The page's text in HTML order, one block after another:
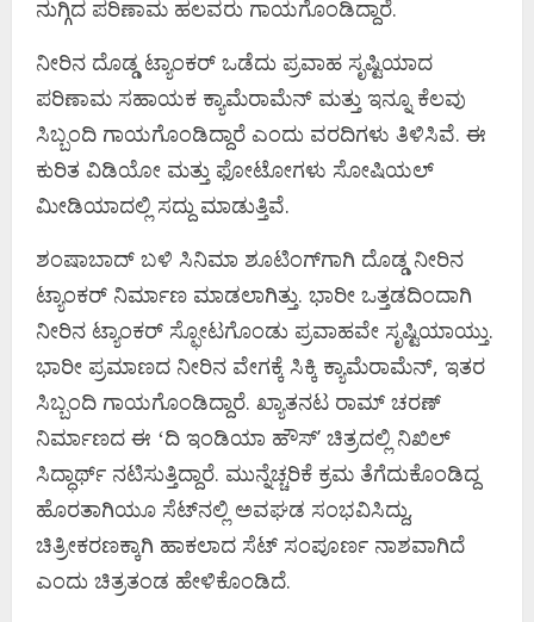
ನುಗ್ಗಿದ ಪರಿಣಾಮ ಹಲವರು ಗಾಯಗೊಂಡಿದ್ದಾರೆ.
ನೀರಿನ ದೊಡ್ಡ ಟ್ಯಾಂಕರ್‌ ಒಡೆದು ಪ್ರವಾಹ ಸೃಷ್ಟಿಯಾದ
ಪರಿಣಾಮ ಸಹಾಯಕ ಕ್ಯಾಮೆರಾಮೆನ್‌ ಮತ್ತು ಇನ್ನೂ ಕೆಲವು
ಸಿಬ್ಬಂದಿ ಗಾಯಗೊಂಡಿದ್ದಾರೆ ಎಂದು ವರದಿಗಳು ತಿಳಿಸಿವೆ. ಈ
ಕುರಿತ ವಿಡಿಯೋ ಮತ್ತು ಫೋಟೋಗಳು ಸೋಷಿಯಲ್‌
ಮೀಡಿಯಾದಲ್ಲಿ ಸದ್ದು ಮಾಡುತ್ತಿವೆ.
ಶಂಷಾಬಾದ್ ಬಳಿ ಸಿನಿಮಾ ಶೂಟಿಂಗ್‌ಗಾಗಿ ದೊಡ್ಡ ನೀರಿನ
ಟ್ಯಾಂಕರ್‌ ನಿರ್ಮಾಣ ಮಾಡಲಾಗಿತ್ತು. ಭಾರೀ ಒತ್ತಡದಿಂದಾಗಿ
ನೀರಿನ ಟ್ಯಾಂಕರ್‌ ಸ್ಫೋಟಗೊಂಡು ಪ್ರವಾಹವೇ ಸೃಷ್ಟಿಯಾಯ್ತು.
ಭಾರೀ ಪ್ರಮಾಣದ ನೀರಿನ ವೇಗಕ್ಕೆ ಸಿಕ್ಕಿ ಕ್ಯಾಮೆರಾಮೆನ್‌, ಇತರ
ಸಿಬ್ಬಂದಿ ಗಾಯಗೊಂಡಿದ್ದಾರೆ. ಖ್ಯಾತನಟ ರಾಮ್ ಚರಣ್
ನಿರ್ಮಾಣದ ಈ ʻದಿ ಇಂಡಿಯಾ ಹೌಸ್‌ʼ ಚಿತ್ರದಲ್ಲಿ ನಿಖಿಲ್
ಸಿದ್ಧಾರ್ಥ್ ನಟಿಸುತ್ತಿದ್ದಾರೆ. ಮುನ್ನೆಚ್ಚರಿಕೆ ಕ್ರಮ ತೆಗೆದುಕೊಂಡಿದ್ದ
ಹೊರತಾಗಿಯೂ ಸೆಟ್‌ನಲ್ಲಿ ಅವಘಡ ಸಂಭವಿಸಿದ್ದು,
ಚಿತ್ರೀಕರಣಕ್ಕಾಗಿ ಹಾಕಲಾದ ಸೆಟ್ ಸಂಪೂರ್ಣ ನಾಶವಾಗಿದೆ
ಎಂದು ಚಿತ್ರತಂಡ ಹೇಳಿಕೊಂಡಿದೆ.